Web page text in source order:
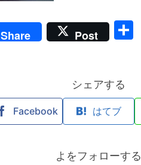
Share Post
シェアする
Facebook はてブ
よをフォローする